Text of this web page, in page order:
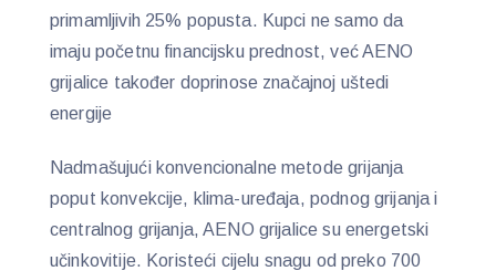
primamljivih 25% popusta. Kupci ne samo da
imaju početnu financijsku prednost, već AENO
grijalice također doprinose značajnoj uštedi
energije
Nadmašujući konvencionalne metode grijanja
poput konvekcije, klima-uređaja, podnog grijanja i
centralnog grijanja, AENO grijalice su energetski
učinkovitije. Koristeći cijelu snagu od preko 700